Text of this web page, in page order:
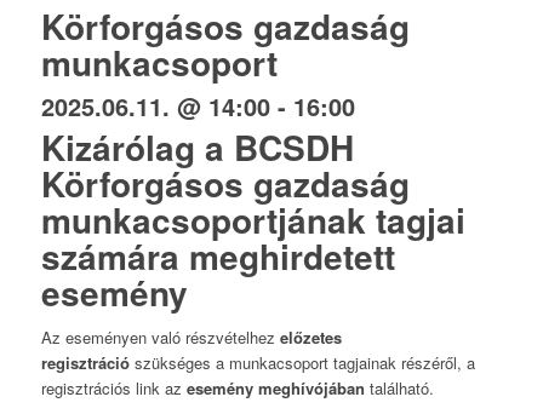
Körforgásos gazdaság
munkacsoport
2025.06.11. @ 14:00- 16:00
Kizárólag a BCSDH
Körforgásos gazdaság
munkacsoportjának tagjai
számára meghirdetett
esemény
Az eseményen való részvételhez előzetes
regisztrációszükséges a munkacsoport tagjainak részéről, a
regisztrációs link az esemény meghívójában található.